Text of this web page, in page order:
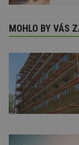
MOHLO BY VÁS